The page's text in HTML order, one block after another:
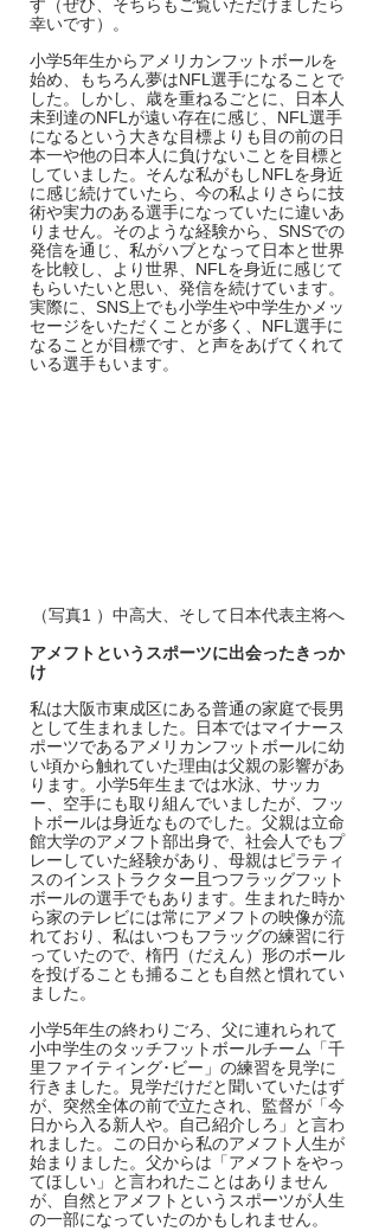
す（ぜひ、そちらもご覧いただけましたら
幸いです）。
小学5年生からアメリカンフットボールを
始め、もちろん夢はNFL選手になることで
した。しかし、歳を重ねるごとに、日本人
未到達のNFLが遠い存在に感じ、NFL選手
になるという大きな目標よりも目の前の日
本一や他の日本人に負けないことを目標と
していました。そんな私がもしNFLを身近
に感じ続けていたら、今の私よりさらに技
術や実力のある選手になっていたに違いあ
りません。そのような経験から、SNSでの
発信を通じ、私がハブとなって日本と世界
を比較し、より世界、NFLを身近に感じて
もらいたいと思い、発信を続けています。
実際に、SNS上でも小学生や中学生かメッ
セージをいただくことが多く、NFL選手に
なることが目標です、と声をあげてくれて
いる選手もいます。
（写真1 ）中高大、そして日本代表主将へ
アメフトというスポーツに出会ったきっか
け
私は大阪市東成区にある普通の家庭で長男
として生まれました。日本ではマイナース
ポーツであるアメリカンフットボールに幼
い頃から触れていた理由は父親の影響があ
ります。小学5年生までは水泳、サッカ
ー、空手にも取り組んでいましたが、フッ
トボールは身近なものでした。父親は立命
館大学のアメフト部出身で、社会人でもプ
レーしていた経験があり、母親はピラティ
スのインストラクター且つフラッグフット
ボールの選手でもあります。生まれた時か
ら家のテレビには常にアメフトの映像が流
れており、私はいつもフラッグの練習に行
っていたので、楕円（だえん）形のボール
を投げることも捕ることも自然と慣れてい
ました。
小学5年生の終わりごろ、父に連れられて
小中学生のタッチフットボールチーム「千
里ファイティング･ビー」の練習を見学に
行きました。見学だけだと聞いていたはず
が、突然全体の前で立たされ、監督が「今
日から入る新人や。自己紹介しろ」と言わ
れました。この日から私のアメフト人生が
始まりました。父からは「アメフトをやっ
てほしい」と言われたことはありません
が、自然とアメフトというスポーツが人生
の一部になっていたのかもしれません。